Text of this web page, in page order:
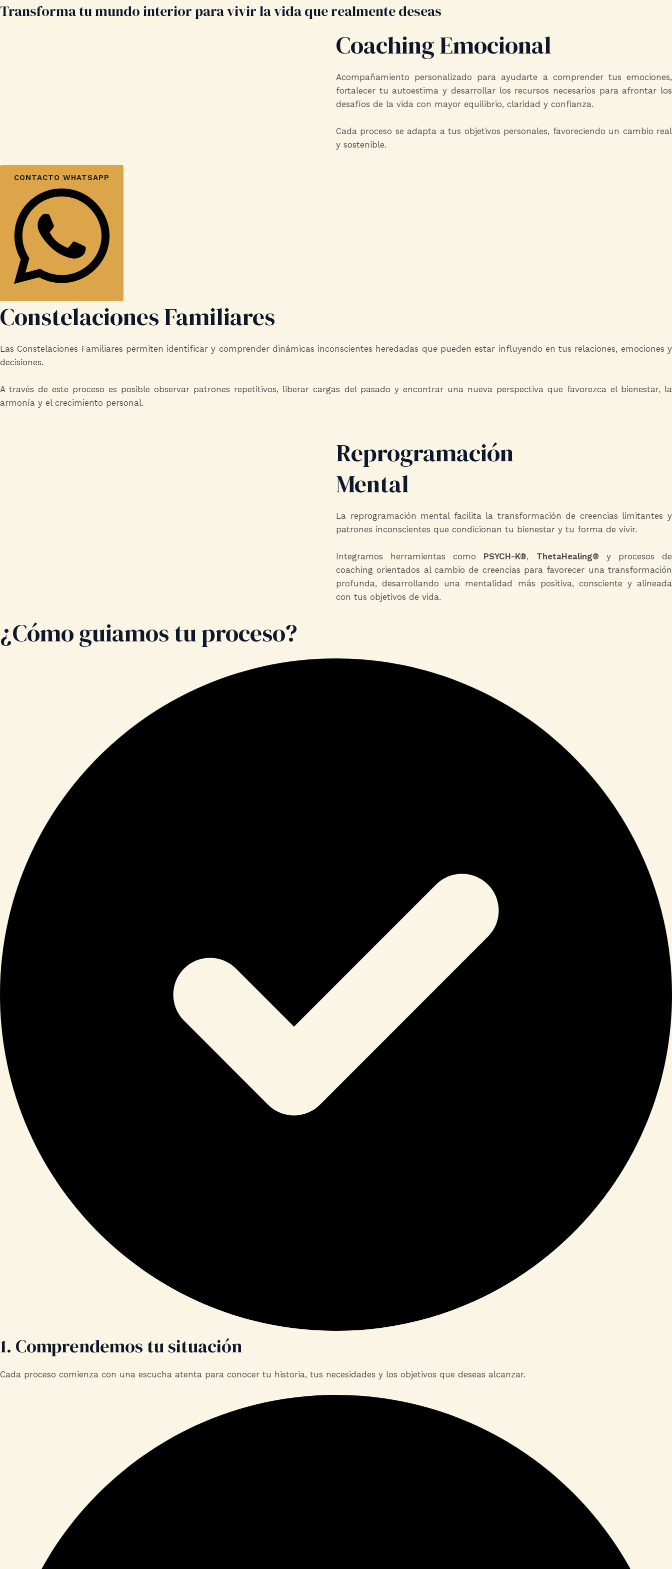
Transforma tu mundo interior para vivir la vida que realmente deseas
Coaching Emocional​
Acompañamiento personalizado para ayudarte a comprender tus emociones,
fortalecer tu autoestima y desarrollar los recursos necesarios para afrontar los
desafíos de la vida con mayor equilibrio, claridad y confianza.
Cada proceso se adapta a tus objetivos personales, favoreciendo un cambio real
y sostenible.
CONTACTO WHATSAPP
Constelaciones Familiares
Las Constelaciones Familiares permiten identificar y comprender dinámicas inconscientes heredadas que pueden estar influyendo en tus relaciones, emociones y
decisiones.
A través de este proceso es posible observar patrones repetitivos, liberar cargas del pasado y encontrar una nueva perspectiva que favorezca el bienestar, la
armonía y el crecimiento personal.​
Reprogramación
Mental
La reprogramación mental facilita la transformación de creencias limitantes y
patrones inconscientes que condicionan tu bienestar y tu forma de vivir.
Integramos herramientas como PSYCH-K®, ThetaHealing® y procesos de
coaching orientados al cambio de creencias para favorecer una transformación
profunda, desarrollando una mentalidad más positiva, consciente y alineada
con tus objetivos de vida.
¿Cómo guiamos tu proceso?
1. Comprendemos tu situación
Cada proceso comienza con una escucha atenta para conocer tu historia, tus necesidades y los objetivos que deseas alcanzar.